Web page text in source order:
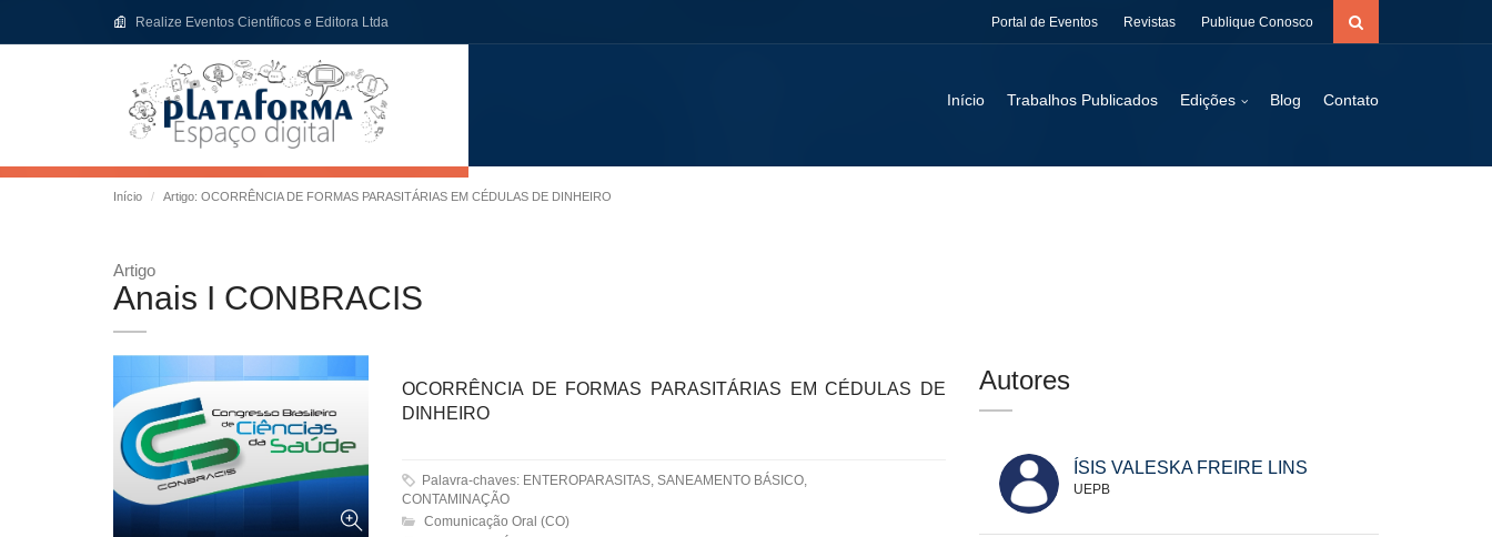
Realize Eventos Científicos e Editora Ltda Portal de Eventos Revistas Publique Conosco
Início Trabalhos Publicados Edições Blog Contato
Início Artigo: OCORRÊNCIA DE FORMAS PARASITÁRIAS EM CÉDULAS DE DINHEIRO
Artigo
Anais I CONBRACIS
OCORRÊNCIA DE FORMAS PARASITÁRIAS EM CÉDULAS DE
DINHEIRO
Palavra-chaves: ENTEROPARASITAS, SANEAMENTO BÁSICO,
CONTAMINAÇÃO
Comunicação Oral (CO)
Autores
ÍSIS VALESKA FREIRE LINS
UEPB